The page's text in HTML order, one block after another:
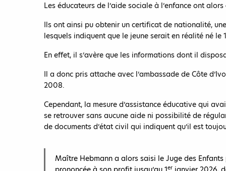
Les éducateurs de l’aide sociale à l’enfance ont
Ils ont ainsi pu obtenir un certificat de nationalité,
lesquels indiquent que le jeune serait en réalité né le 1
En effet, il s’avère que les informations dont il
Il a donc pris attache avec l’ambassade de Côte
2008.
Cependant, la mesure d’assistance éducative qui
se retrouver sans aucune aide ni possibilité de
de documents d’état civil qui indiquent qu’il est
Maître Hebmann a alors saisi le Juge des
er